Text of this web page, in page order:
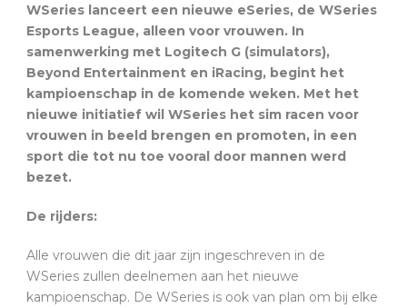
WSeries lanceert een nieuwe eSeries, de WSeries
Esports League, alleen voor vrouwen. In
samenwerking met Logitech G (simulators),
Beyond Entertainment en iRacing, begint het
kampioenschap in de komende weken. Met het
nieuwe initiatief wil WSeries het sim racen voor
vrouwen in beeld brengen en promoten, in een
sport die tot nu toe vooral door mannen werd
bezet.
De rijders:
Alle vrouwen die dit jaar zijn ingeschreven in de
WSeries zullen deelnemen aan het nieuwe
kampioenschap. De WSeries is ook van plan om bij elke